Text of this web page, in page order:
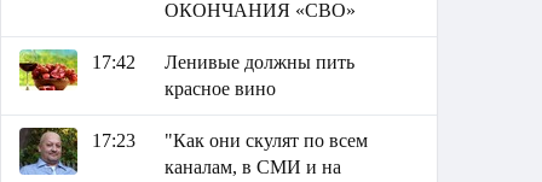
ОКОНЧАНИЯ «СВО»
17:42
Ленивые должны пить
красное вино
17:23
"Как они скулят по всем
каналам, в СМИ и на